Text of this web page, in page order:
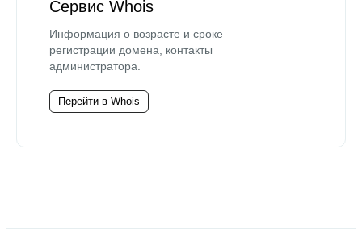
Сервис Whois
Информация о возрасте и сроке
регистрации домена, контакты
администратора.
Перейти в Whois